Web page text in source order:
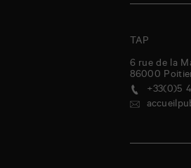
TAP
6 rue de la
86000
+33(0)5